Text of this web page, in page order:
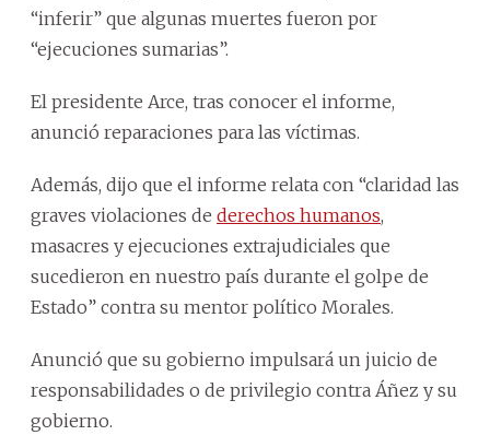
“inferir” que algunas muertes fueron por
“ejecuciones sumarias”.
El presidente Arce, tras conocer el informe,
anunció reparaciones para las víctimas.
Además, dijo que el informe relata con “claridad las
graves violaciones de derechos humanos,
masacres y ejecuciones extrajudiciales que
sucedieron en nuestro país durante el golpe de
Estado” contra su mentor político Morales.
Anunció que su gobierno impulsará un juicio de
responsabilidades o de privilegio contra Áñez y su
gobierno.